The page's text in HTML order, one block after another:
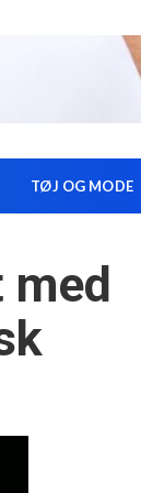
TØJ OG MODE
med